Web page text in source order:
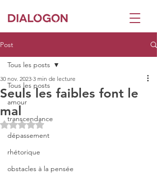
Post
Tous les posts
amour
transcendance
dépassement
rhétorique
obstacles à la pensée
Tous les posts
Seuls les faibles font le
mal
30 nov. 2023 3 min de lecture
Noté NaN étoiles sur 5.